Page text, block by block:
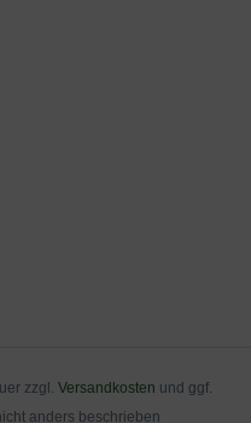
zzgl. Versandkosten und ggf.
anders beschrieben